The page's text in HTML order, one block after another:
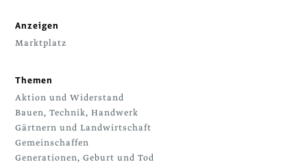
Anzeigen
Marktplatz
Themen
Aktion und Widerstand
Bauen, Technik, Handwerk
Gärtnern und Landwirtschaft
Gemeinschaffen
Generationen, Geburt und Tod